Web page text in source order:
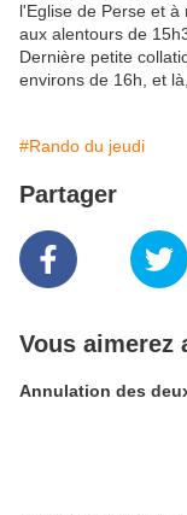
l'Eglise de Perse et
aux alentours de
Dernière petite
environs de 16h, et
#Rando du jeudi
Partager
Vous aimerez
Annulation des